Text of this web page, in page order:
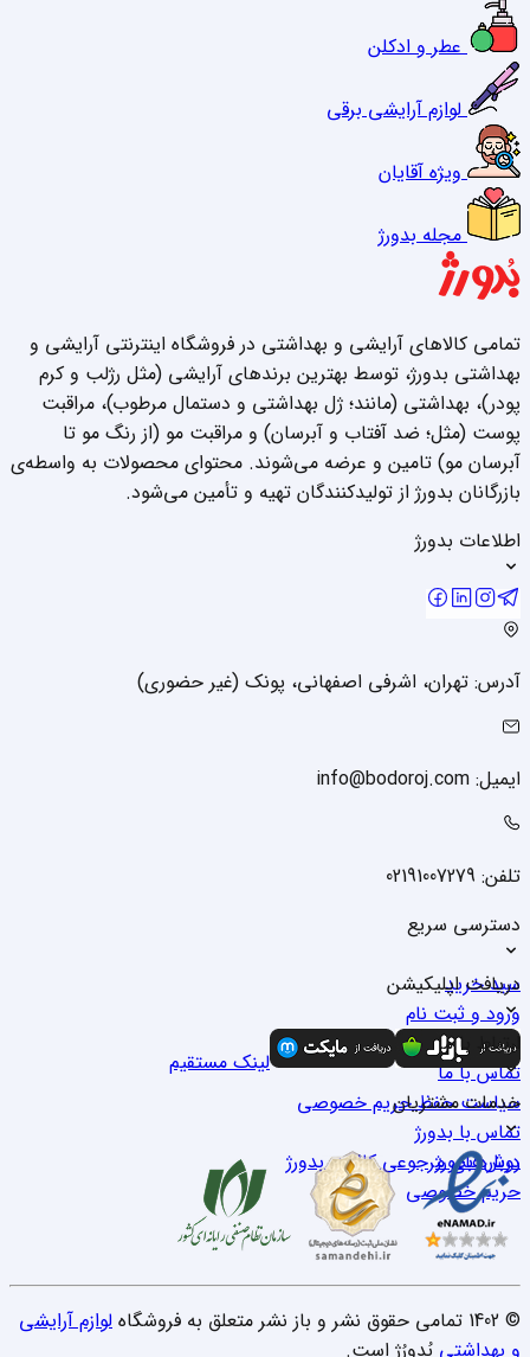
عطر و ادکلن
لوازم آرایشی برقی
ویژه آقایان
مجله بدورژ
تمامی کالاهای آرایشی و بهداشتی در فروشگاه اینترنتی آرایشی و
بهداشتی بدورژ، توسط بهترین برندهای آرایشی (مثل رژلب و کرم
پودر)، بهداشتی (مانند؛ ژل بهداشتی و دستمال مرطوب)، مراقبت
پوست (مثل؛ ضد آفتاب و آبرسان) و مراقبت مو (از رنگ مو تا
آبرسان مو) تامین و عرضه می‌شوند. محتوای محصولات به واسطه‌ی
بازرگانان بدورژ از تولیدکنندگان تهیه و تأمین می‌شود.
اطلاعات بدورژ
آدرس: تهران، اشرفی اصفهانی، پونک (غیر حضوری)
ایمیل: info@bodoroj.com
تلفن: 02191007279
دسترسی سریع
سبد خرید
ورود و ثبت نام
درباره ما
تماس با ما
دریافت اپلیکیشن
لینک مستقیم
ارتباط با ما
سیاست حفظ حریم خصوصی
تماس با بدو‌رژ
درباره بدو‌رژ
خدمات مشتریان
روش‌های مرجوعی کالا در بدو‌رژ
حریم خصوصی
© 1402 تمامی حقوق نشر و باز نشر متعلق به فروشگاه
لوازم آرایشی
و بهداشتی بُدورُژ است.